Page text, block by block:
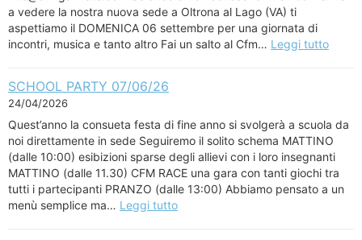
a vedere la nostra nuova sede a Oltrona al Lago (VA) ti
aspettiamo il DOMENICA 06 settembre per una giornata di
incontri, musica e tanto altro Fai un salto al Cfm… Leggi tutto
SCHOOL PARTY 07/06/26
24/04/2026
Quest’anno la consueta festa di fine anno si svolgerà a scuola da
noi direttamente in sede Seguiremo il solito schema MATTINO
(dalle 10:00) esibizioni sparse degli allievi con i loro insegnanti
MATTINO (dalle 11.30) CFM RACE una gara con tanti giochi tra
tutti i partecipanti PRANZO (dalle 13:00) Abbiamo pensato a un
menù semplice ma… Leggi tutto